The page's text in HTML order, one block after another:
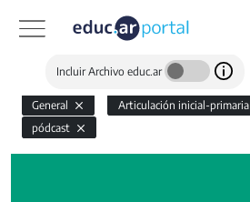
Incluir Archivo educ.ar
General Articulación inicial-primaria
pódcast